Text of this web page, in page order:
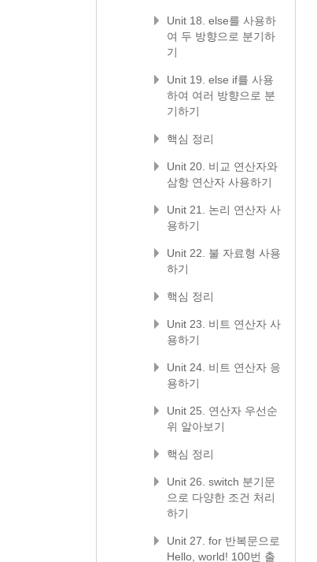
Unit 18. else를 사용하
여 두 방향으로 분기하
기
Unit 19. else if를 사용
하여 여러 방향으로 분
기하기
핵심 정리
Unit 20. 비교 연산자와
삼항 연산자 사용하기
Unit 21. 논리 연산자 사
용하기
Unit 22. 불 자료형 사용
하기
핵심 정리
Unit 23. 비트 연산자 사
용하기
Unit 24. 비트 연산자 응
용하기
Unit 25. 연산자 우선순
위 알아보기
핵심 정리
Unit 26. switch 분기문
으로 다양한 조건 처리
하기
Unit 27. for 반복문으로
Hello, world! 100번 출